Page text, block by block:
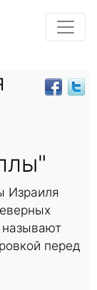
Израиля
называют
перед